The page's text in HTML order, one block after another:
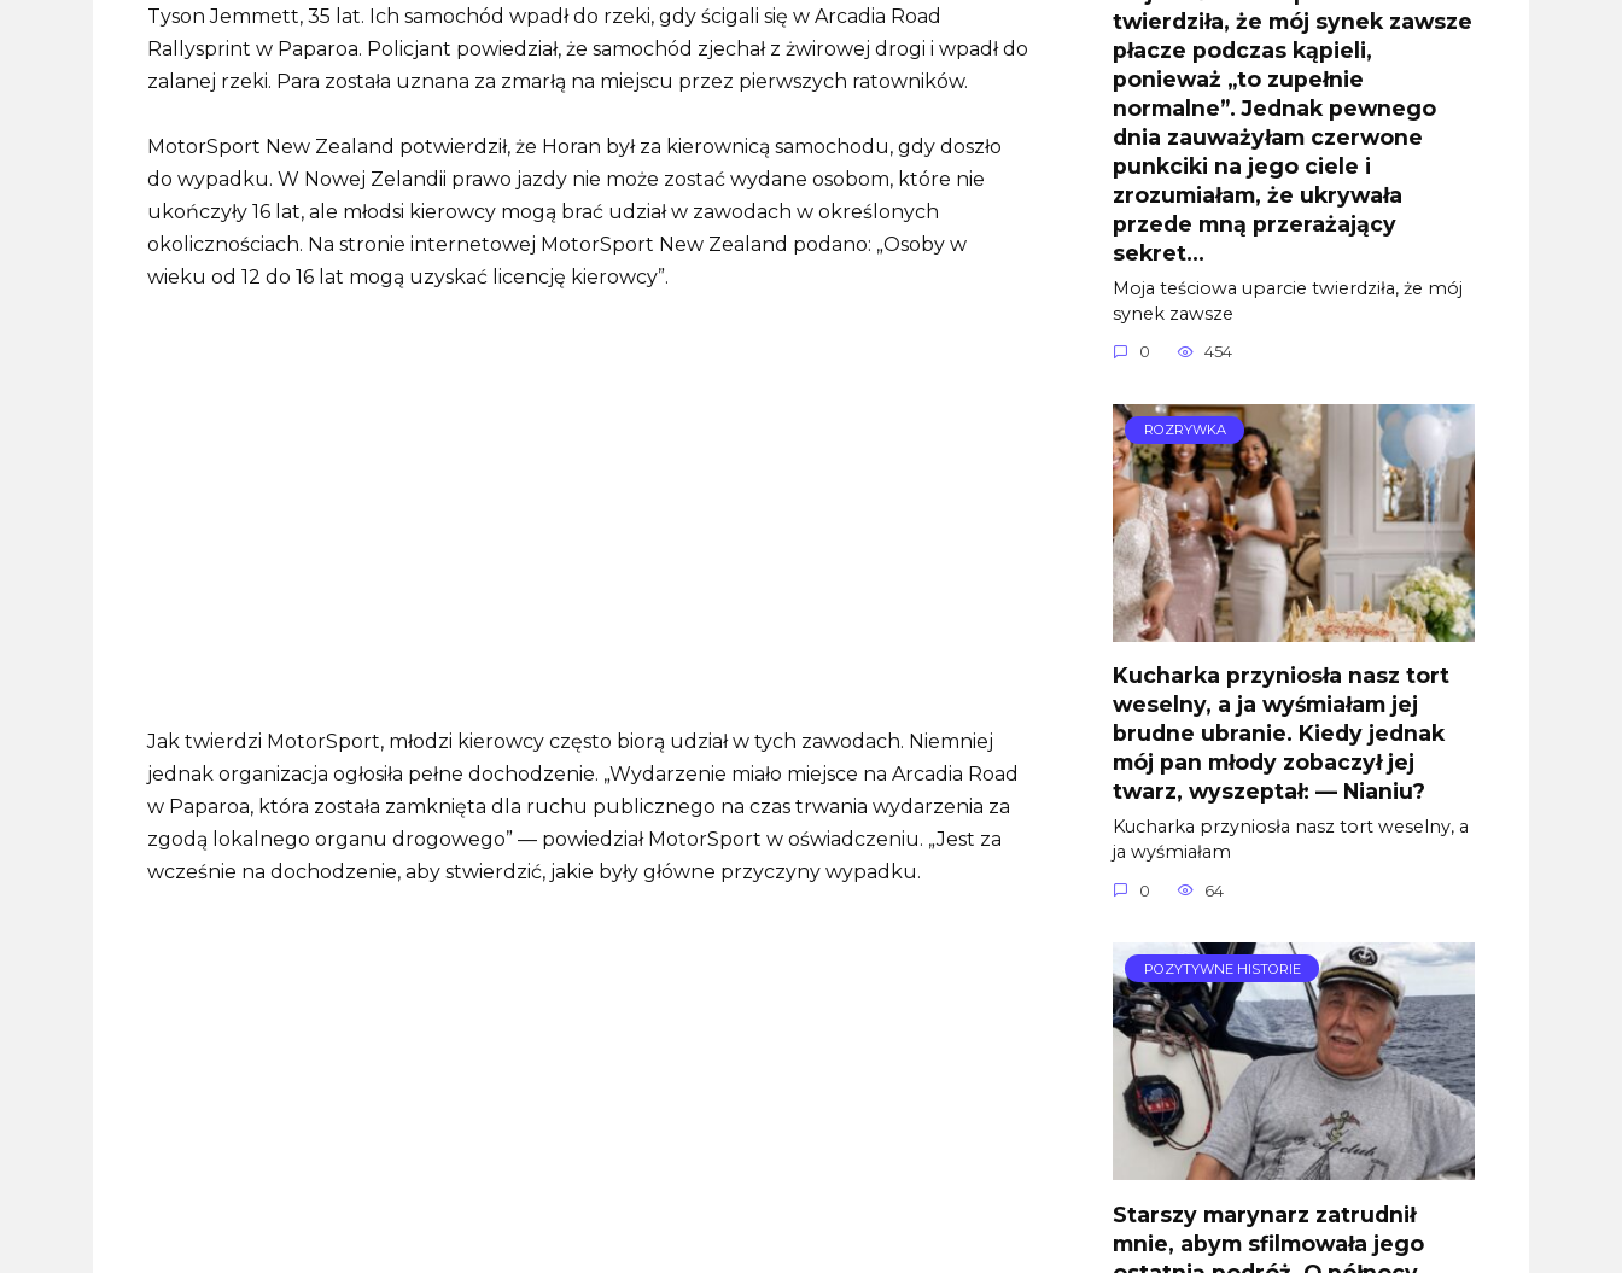
Tyson Jemmett, 35 lat. Ich samochód wpadł do rzeki, gdy ścigali się w Arcadia Road
Rallysprint w Paparoa. Policjant powiedział, że samochód zjechał z żwirowej drogi i wpadł do
zalanej rzeki. Para została uznana za zmarłą na miejscu przez pierwszych ratowników.
MotorSport New Zealand potwierdził, że Horan był za kierownicą samochodu, gdy doszło
do wypadku. W Nowej Zelandii prawo jazdy nie może zostać wydane osobom, które nie
ukończyły 16 lat, ale młodsi kierowcy mogą brać udział w zawodach w określonych
okolicznościach. Na stronie internetowej MotorSport New Zealand podano: „Osoby w
wieku od 12 do 16 lat mogą uzyskać licencję kierowcy”.
Jak twierdzi MotorSport, młodzi kierowcy często biorą udział w tych zawodach. Niemniej
jednak organizacja ogłosiła pełne dochodzenie. „Wydarzenie miało miejsce na Arcadia Road
w Paparoa, która została zamknięta dla ruchu publicznego na czas trwania wydarzenia za
zgodą lokalnego organu drogowego” — powiedział MotorSport w oświadczeniu. „Jest za
wcześnie na dochodzenie, aby stwierdzić, jakie były główne przyczyny wypadku.
twierdziła, że mój synek zawsze
płacze podczas kąpieli,
ponieważ „to zupełnie
normalne”. Jednak pewnego
dnia zauważyłam czerwone
punkciki na jego ciele i
zrozumiałam, że ukrywała
przede mną przerażający
sekret…
Moja teściowa uparcie twierdziła, że mój
synek zawsze
0 454
ROZRYWKA
Kucharka przyniosła nasz tort
weselny, a ja wyśmiałam jej
brudne ubranie. Kiedy jednak
mój pan młody zobaczył jej
twarz, wyszeptał: — Nianiu?
Kucharka przyniosła nasz tort weselny, a
ja wyśmiałam
0 64
POZYTYWNE HISTORIE
Starszy marynarz zatrudnił
mnie, abym sfilmowała jego